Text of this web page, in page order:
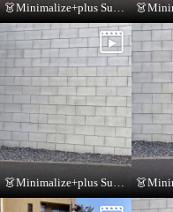
👗Minimalize+plus Summer Collection👗
👗Minimalize+plus Summer Collection👗